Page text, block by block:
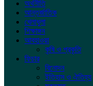
অর্থনীতি
আন্তর্জাতিক
খেলাধুলা
শিক্ষাঙ্গন
আবহাওয়া
কৃষি ও প্রকৃতি
ফিচার
বিনোদন
ইতিহাস ও ঐতিহ্য